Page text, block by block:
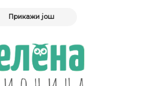
Прикажи још